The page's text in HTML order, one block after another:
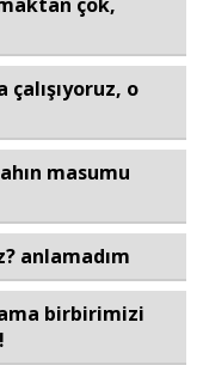
o
masumu
anlamadım
ama birbirimizi